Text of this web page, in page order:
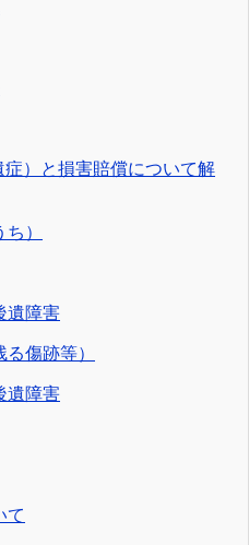
）と損害賠償について解
）
遺障害
傷跡等）
遺障害
て